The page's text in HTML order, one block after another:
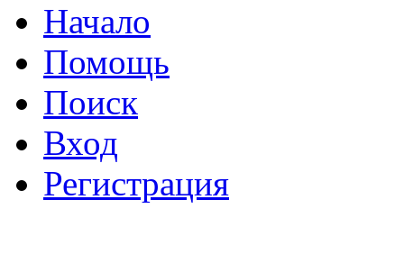
Начало
Помощь
Поиск
Вход
Регистрация